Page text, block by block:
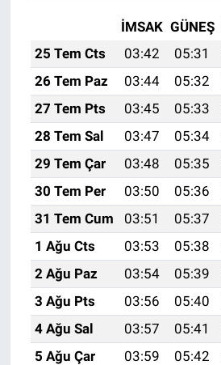
İMSAK GÜNEŞ
25 Tem Cts
03:42 05:31
26 Tem Paz
03:44 05:32
27 Tem Pts
03:45 05:33
28 Tem Sal
03:47 05:34
29 Tem Çar
03:48 05:35
30 Tem Per
03:50 05:36
31 Tem Cum
03:51 05:37
1 Ağu Cts
03:53 05:38
2 Ağu Paz
03:54 05:39
3 Ağu Pts
03:56 05:40
4 Ağu Sal
03:57 05:41
5 Ağu Çar
03:59 05:42